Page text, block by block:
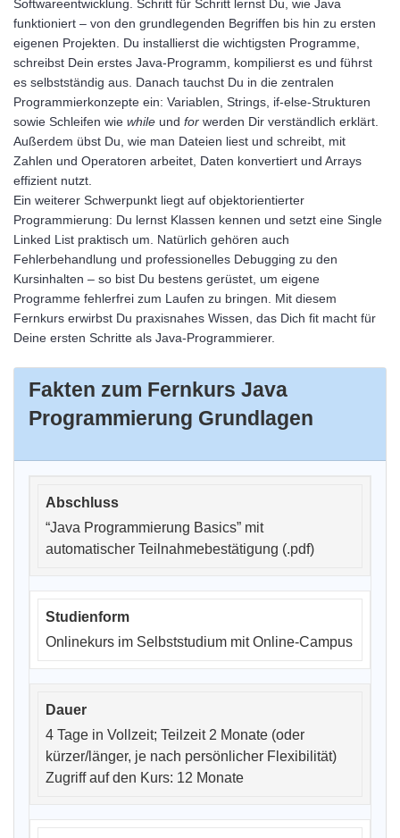
Softwareentwicklung. Schritt für Schritt lernst Du, wie Java
funktioniert – von den grundlegenden Begriffen bis hin zu ersten
eigenen Projekten. Du installierst die wichtigsten Programme,
schreibst Dein erstes Java-Programm, kompilierst es und führst
es selbstständig aus. Danach tauchst Du in die zentralen
Programmierkonzepte ein: Variablen, Strings, if-else-Strukturen
sowie Schleifen wie while und for werden Dir verständlich erklärt.
Außerdem übst Du, wie man Dateien liest und schreibt, mit
Zahlen und Operatoren arbeitet, Daten konvertiert und Arrays
effizient nutzt.
Ein weiterer Schwerpunkt liegt auf objektorientierter
Programmierung: Du lernst Klassen kennen und setzt eine Single
Linked List praktisch um. Natürlich gehören auch
Fehlerbehandlung und professionelles Debugging zu den
Kursinhalten – so bist Du bestens gerüstet, um eigene
Programme fehlerfrei zum Laufen zu bringen. Mit diesem
Fernkurs erwirbst Du praxisnahes Wissen, das Dich fit macht für
Deine ersten Schritte als Java-Programmierer.
Fakten zum Fernkurs Java
Programmierung Grundlagen
“Java Programmierung Basics” mit
automatischer Teilnahmebestätigung (.pdf)
Onlinekurs im Selbststudium mit Online-Campus
4 Tage in Vollzeit; Teilzeit 2 Monate (oder
kürzer/länger, je nach persönlicher Flexibilität)
Zugriff auf den Kurs: 12 Monate